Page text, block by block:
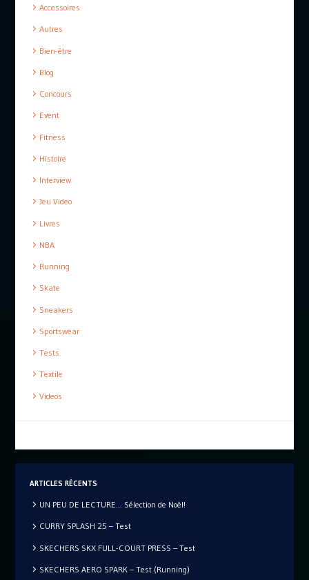
Accessoires
Autres
Bien-être
Blog
Concours
Event
Fitness
Histoire
Interview
Jeu Video
Livres
NBA
Running
Skate
Sneakers
Sportswear
Tests
Textile
Videos
ARTICLES RÉCENTS
UN PEU DE LECTURE… Sélection de Noël!
CURRY SPLASH 25 – Test
SKECHERS SKX FULL-COURT PRESS – Test
SKECHERS AERO SPARK – Test (Running)